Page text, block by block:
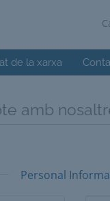
de la xarxa
amb
Personal